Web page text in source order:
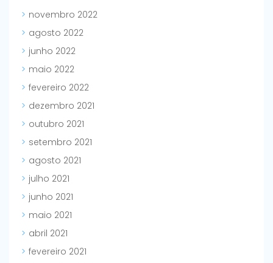
novembro 2022
agosto 2022
junho 2022
maio 2022
fevereiro 2022
dezembro 2021
outubro 2021
setembro 2021
agosto 2021
julho 2021
junho 2021
maio 2021
abril 2021
fevereiro 2021